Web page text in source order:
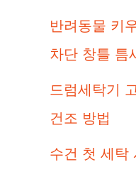
반려동물 키
차단 창틀 틈
드럼세탁기
건조 방법
수건 첫 세탁